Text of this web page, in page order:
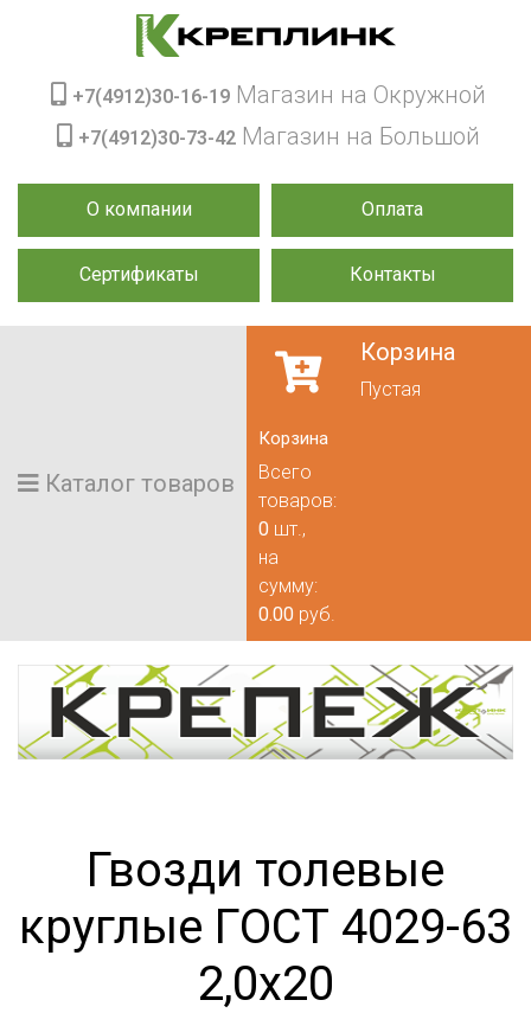
О компании Оплата
Сертификаты Контакты
+7(4912)30-16-19 Магазин на Окружной
+7(4912)30-73-42 Магазин на Большой
Каталог товаров
Корзина
Пустая
Корзина
Всего
товаров:
0 шт.,
на
сумму:
0.00 руб.
Гвозди толевые
круглые ГОСТ 4029-63
2,0х20